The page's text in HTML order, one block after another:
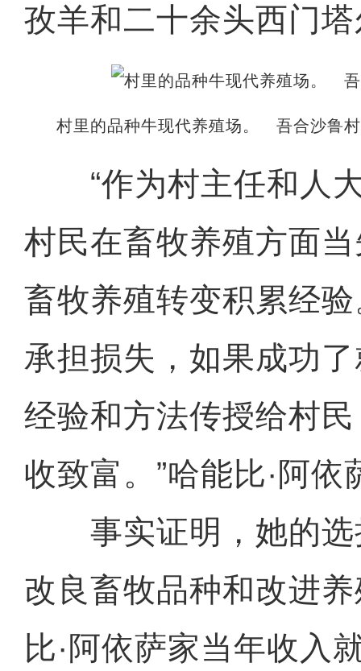
孜羊和二十余头西门
村里的品种牛现代养殖场。 吾合沙鲁
“作为村主任和人大
村民在畜牧养殖方面
畜牧养殖转变积累经
承担损失，如果成功
经验和方法传授给村
收致富。”哈能比·阿依
事实证明，她的选
改良畜牧品种和改进
比·阿依萨家当年收入